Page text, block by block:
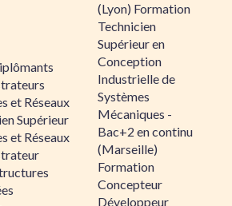
et Réseaux
Supérieur
et Réseaux
(Lyon) Formation
Technicien
Supérieur en
Conception
Industrielle de
Systèmes
Mécaniques -
Bac+2 en continu
(Marseille)
Formation
Concepteur
Développeur